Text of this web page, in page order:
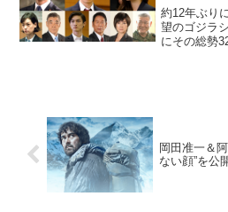
約12年ぶり
望のゴジラ
にその総勢
岡田准一＆
ない顔”を公